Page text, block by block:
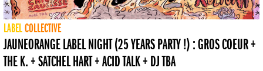
LABELCOLLECTIVE
JAUNEORANGE LABEL NIGHT (25 YEARS PARTY !) : GROS COEUR +
THE K. + SATCHEL HART + ACID TALK + DJ TBA